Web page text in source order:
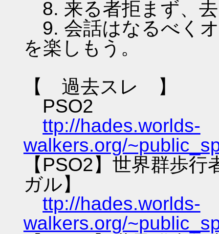
8. 来る者拒まず、
9. 会話はなるべく
を楽しもう。
【 過去スレ 】
PSO2
ttp://hades.worlds-
walkers.org/
【PSO2】世界群歩
ガル】
ttp://hades.worlds-
walkers.org/